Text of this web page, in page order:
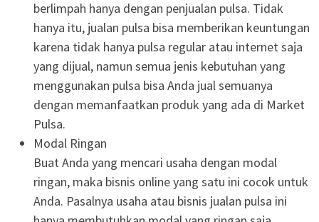
berlimpah hanya dengan penjualan pulsa. Tidak
hanya itu, jualan pulsa bisa memberikan keuntungan
karena tidak hanya pulsa regular atau internet saja
yang dijual, namun semua jenis kebutuhan yang
menggunakan pulsa bisa Anda jual semuanya
dengan memanfaatkan produk yang ada di Market
Pulsa.
Modal Ringan
Buat Anda yang mencari usaha dengan modal
ringan, maka bisnis online yang satu ini cocok untuk
Anda. Pasalnya usaha atau bisnis jualan pulsa ini